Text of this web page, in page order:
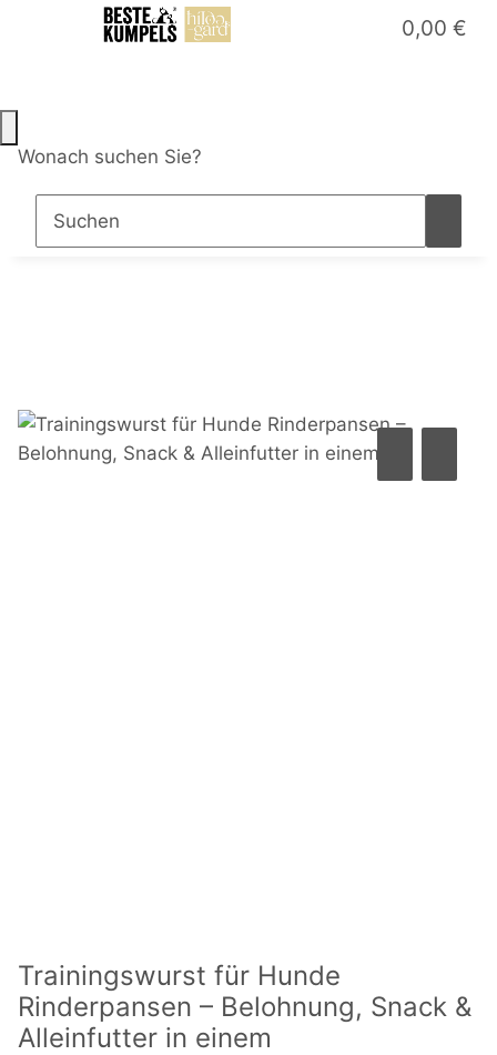
0,00 €
Wonach suchen Sie?
Trainingswurst für Hunde
Rinderpansen – Belohnung, Snack &
Alleinfutter in einem